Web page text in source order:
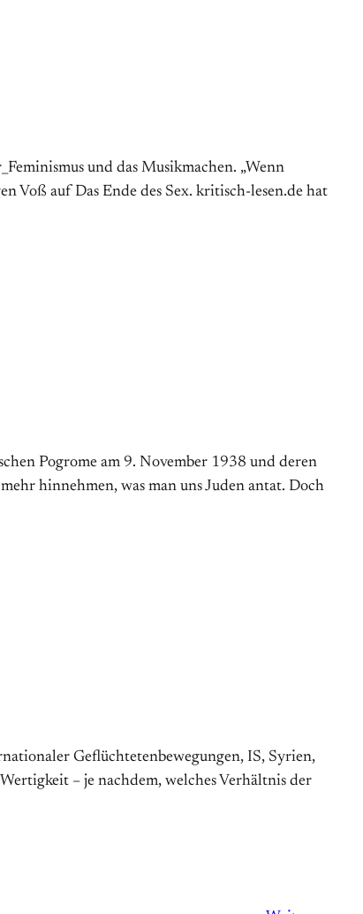
und das Musikmachen. „Wenn
Voß auf Das Ende des Sex. kritisch-lesen.de hat
Pogrome am 9. November 1938 und deren
hinnehmen, was man uns Juden antat. Doch
Geflüchtetenbewegungen, IS, Syrien,
– je nachdem, welches Verhältnis der